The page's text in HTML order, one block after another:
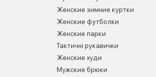
Женские зимние куртки
Женские футболки
Женские парки
Тактичні рукавички
Женские худи
Мужские брюки